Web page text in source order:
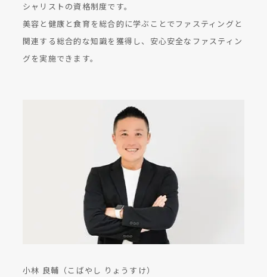
シャリストの資格制度です。
美容と健康と食育を総合的に学ぶことでファスティングと
関連する総合的な知識を獲得し、安心安全なファスティン
グを実施できます。
小林 良輔（こばやし りょうすけ）